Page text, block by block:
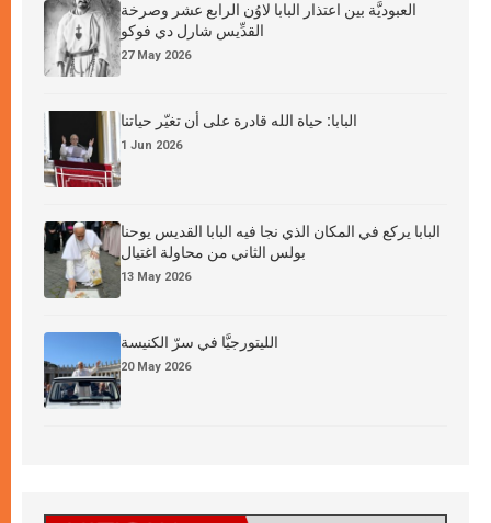
العبوديَّة بين اعتذار البابا لاوُن الرابع عشر وصرخة
القدِّيس شارل دي فوكو
27 May 2026
البابا: حياة الله قادرة على أن تغيّر حياتنا
1 Jun 2026
البابا يركع في المكان الذي نجا فيه البابا القديس يوحنا
بولس الثاني من محاولة اغتيال
13 May 2026
الليتورجيَّا في سرّ الكنيسة
20 May 2026